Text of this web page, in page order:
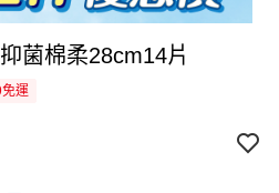
菌棉柔28cm14片
運